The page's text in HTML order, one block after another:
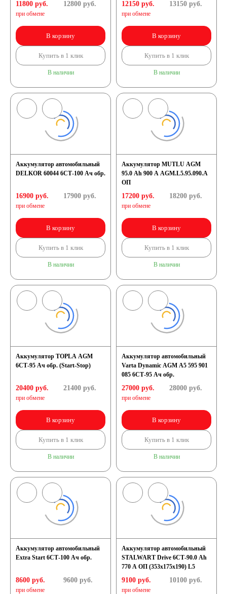
11800 руб.
при обмене
12800руб.
В корзину
Купить в 1 клик
В наличии
12150 руб.
при обмене
13150руб.
В корзину
Купить в 1 клик
В наличии
Аккумулятор автомобильный
DELKOR 60044 6СТ-100 Ач обр.
16900 руб.
при обмене
17900руб.
В корзину
Купить в 1 клик
В наличии
Аккумулятор MUTLU AGM
95.0 Ah 900 A AGM.L5.95.090.A
ОП
17200 руб.
при обмене
18200руб.
В корзину
Купить в 1 клик
В наличии
Аккумулятор TOPLA AGM
6СТ-95 Ач обр. (Start-Stop)
20400 руб.
при обмене
21400руб.
В корзину
Купить в 1 клик
В наличии
Аккумулятор автомобильный
Varta Dynamic AGM A5 595 901
085 6СТ-95 Ач обр.
27000 руб.
при обмене
28000руб.
В корзину
Купить в 1 клик
В наличии
Аккумулятор автомобильный
Extra Start 6СТ-100 Ач обр.
8600 руб.
при обмене
9600руб.
Аккумулятор автомобильный
STALWART Drive 6СТ-90.0 Ah
770 A ОП (353x175x190) L5
9100 руб.
при обмене
10100руб.